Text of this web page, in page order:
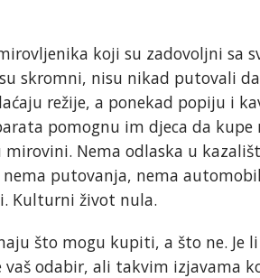
koji su zadovoljni sa
skromni, nisu nikad putovali
režije, a ponekad popiju i
pomognu im djeca da kupe
Nema odlaska u
putovanja, nema
Kulturni život nula.
što mogu kupiti, a što ne. Je
odabir, ali takvim izjavama